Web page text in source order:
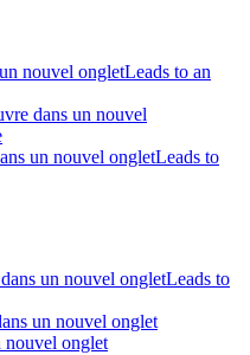
nouvel ongletLeads to an
dans un nouvel
un nouvel ongletLeads to
un nouvel ongletLeads to
un nouvel onglet
nouvel onglet